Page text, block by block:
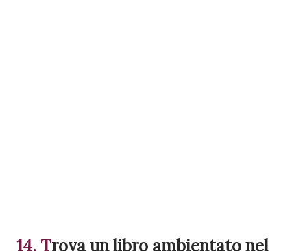
14. Trovaun libro ambientato nel